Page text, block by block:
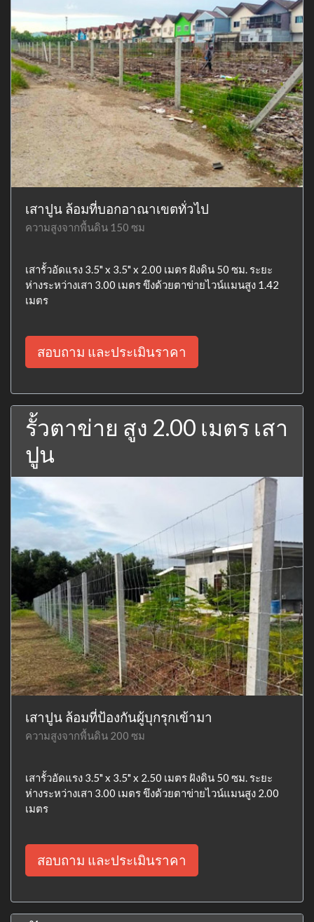
เสาปูน ล้อมที่บอกอาณาเขตทั่วไป
ความสูงจากพื้นดิน 150 ซม
เสารั้วอัดแรง 3.5" x 3.5" x 2.00 เมตร ฝังดิน 50 ซม. ระยะ
ห่างระหว่างเสา 3.00 เมตร ขึงด้วยตาข่ายไวน์แมนสูง 1.42
เมตร
สอบถาม และประเมินราคา
รั้วตาข่าย สูง 2.00 เมตร เสา
ปูน
เสาปูน ล้อมที่ป้องกันผู้บุกรุกเข้ามา
ความสูงจากพื้นดิน 200 ซม
เสารั้วอัดแรง 3.5" x 3.5" x 2.50 เมตร ฝังดิน 50 ซม. ระยะ
ห่างระหว่างเสา 3.00 เมตร ขึงด้วยตาข่ายไวน์แมนสูง 2.00
เมตร
สอบถาม และประเมินราคา